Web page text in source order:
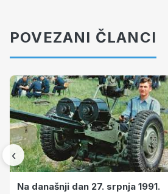
POVEZANI ČLANCI
‹
Na današnji dan 27. srpnja 1991.